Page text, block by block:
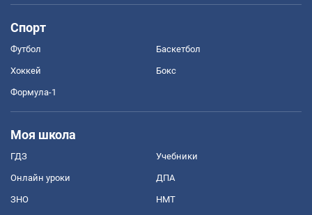
Спорт
Футбол Баскетбол
Хоккей Бокс
Формула-1
Моя школа
ГДЗ Учебники
Онлайн уроки ДПА
ЗНО НМТ